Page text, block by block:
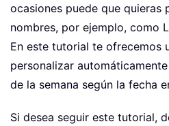
ocasiones puede que quieras
nombres, por ejemplo, como
En este tutorial te ofrecemos
personalizar
de la semana según la fecha
Si desea seguir este tutorial,